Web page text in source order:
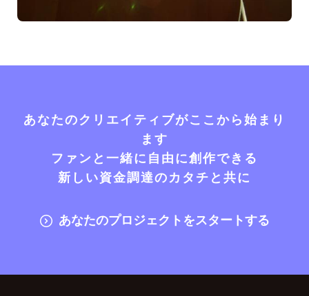
あなたのクリエイティブがここから始まり
ます
ファンと一緒に自由に創作できる
新しい資金調達のカタチと共に
あなたのプロジェクトをスタートする